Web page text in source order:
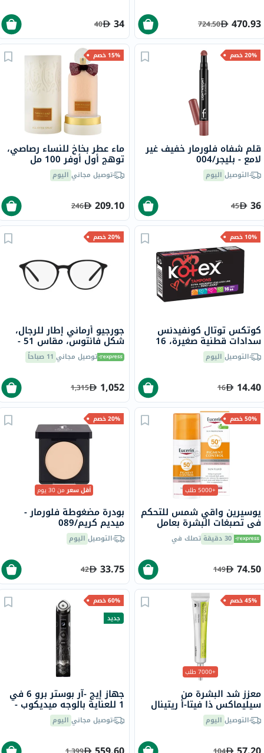
470.93
724.50
34
40
20% خصم
قلم شفاه فلورمار خفيف غير
لامع - بليجر/004
التوصيل اليوم
36
45
15% خصم
ماء عطر بخاخ للنساء رصاصي،
توهج أول أوفر 100 مل
توصيل مجاني اليوم
209.10
246
10% خصم
كوتكس توتال كونفيدنس
سدادات قطنية صغيرة، 16
قطعةالتوصيل اليوم
14.40
16
20% خصم
جورجيو أرماني إطار للرجال،
شكل فانتوس، مقاس 51 -
AR7237 5001
توصيل مجاني 11 صباحاً
1,052
1,315
50% خصم
+5000 طلب
يوسيرين واقي شمس للتحكم
في تصبغات البشرة بعامل
حماية من الشمس 50+ سائل
حماية من أشعة الشمس
30 دقيقة تصلك في
74.50
149
20% خصم
أقل سعرمن 30 يوم
بودرة مضغوطة فلورمار -
ميديم كريم/089
التوصيل اليوم
33.75
42
45% خصم
+7000 طلب
معزز شد البشرة من
سيليماكس ذا فيتا-أ ريتينال
شوت، 15 مل
التوصيل اليوم
60% خصم
جديد
جهاز إيج -آر بوستر برو 6 في
1 للعناية بالوجه ميديكوب -
إصدار إيروروبونغدو
توصيل مجاني اليوم